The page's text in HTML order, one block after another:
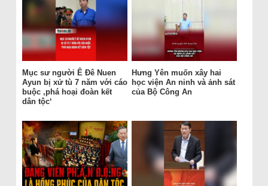
Mục sư người Ê Đê Nuen
Ayun bị xử tù 7 năm với cáo
buộc ‚phá hoại đoàn kết
dân tộc‘
Hưng Yên muốn xây hai
học viện An ninh và ảnh sát
của Bộ Công An